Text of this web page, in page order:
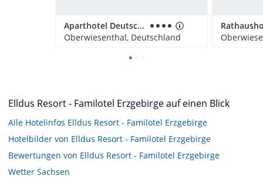
Aparthotel Deutscher Kaiser Ferienwohnungen
Oberwiesenthal, Deutschland
Elldus Resort - Familotel Erzgebirge auf einen Blick
Alle Hotelinfos Elldus Resort - Familotel Erzgebirge
Hotelbilder von Elldus Resort - Familotel Erzgebirge
Bewertungen von Elldus Resort - Familotel Erzgebirge
Wetter Sachsen